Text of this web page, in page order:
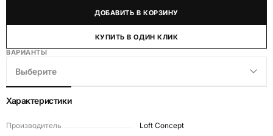
ДОБАВИТЬ В КОРЗИНУ
КУПИТЬ В ОДИН КЛИК
ВАРИАНТЫ
Выберите
Характеристики
Производитель
Loft Concept